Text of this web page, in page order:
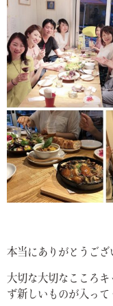
本当にありがとうござ
大切な大切なこころ
ず新しいものが入って